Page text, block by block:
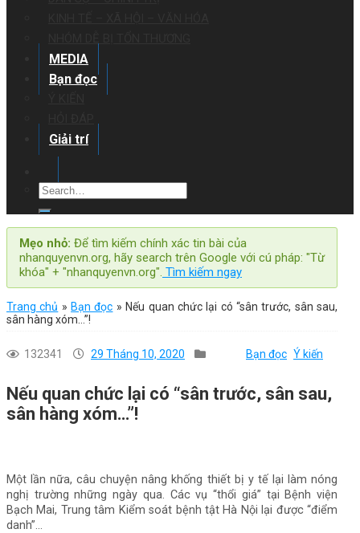
MEDIA
Bạn đọc
Giải trí
Mẹo nhỏ: Để tìm kiếm chính xác tin bài của
nhanquyenvn.org, hãy search trên Google với cú pháp: "Từ
khóa" + "nhanquyenvn.org". Tìm kiếm ngay
Trang chủ » Bạn đọc » Nếu quan chức lại có “sân trước, sân sau,
sân hàng xóm…”!
132341 29 Tháng 10, 2020 Bạn đọc Ý kiến
Nếu quan chức lại có “sân trước, sân sau,
sân hàng xóm…”!
Một lần nữa, câu chuyện nâng khống thiết bị y tế lại làm nóng
nghị trường những ngày qua. Các vụ “thổi giá” tại Bệnh viện
Bạch Mai, Trung tâm Kiểm soát bệnh tật Hà Nội lại được “điểm
danh”…